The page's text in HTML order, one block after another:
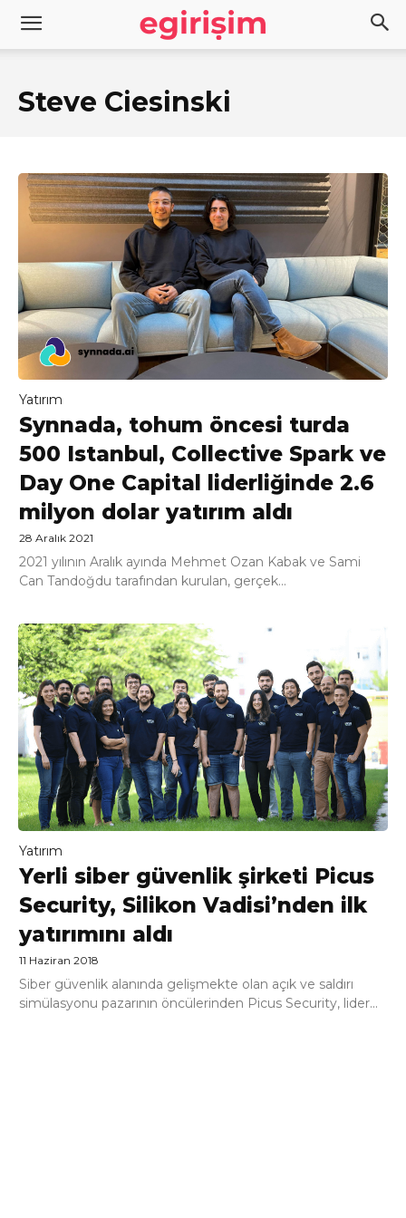
Steve Ciesinski
Yatırım
Synnada, tohum öncesi turda
500 Istanbul, Collective Spark ve
Day One Capital liderliğinde 2.6
milyon dolar yatırım aldı
28 Aralık 2021
2021 yılının Aralık ayında Mehmet Ozan Kabak ve Sami
Can Tandoğdu tarafından kurulan, gerçek...
Yatırım
Yerli siber güvenlik şirketi Picus
Security, Silikon Vadisi’nden ilk
yatırımını aldı
11 Haziran 2018
Siber güvenlik alanında gelişmekte olan açık ve saldırı
simülasyonu pazarının öncülerinden Picus Security, lider...